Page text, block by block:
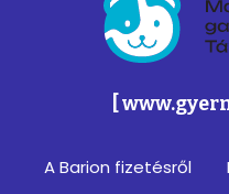
[
A Barion fizetésről